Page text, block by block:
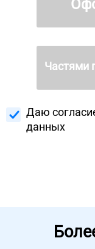
Частями
Даю
данных